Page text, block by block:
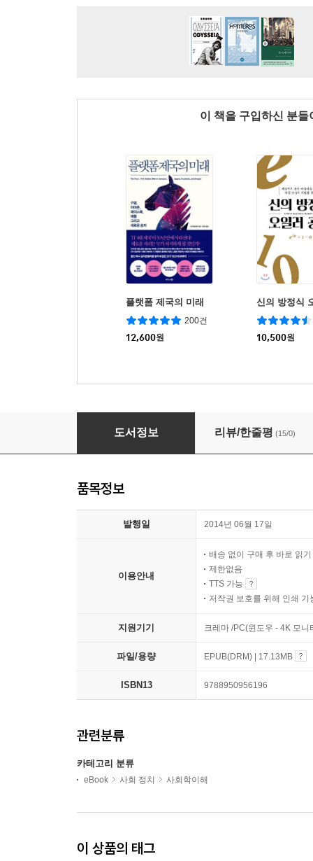
이 책을 구입하신 분
플랫폼 제국의 미래
200건
12,600원
신의 방정식
10,500원
똑똑한 사람들의 멍청한 짓 : 최악의 의사결정
도서정보 리뷰/한줄평 (15/0)
품목정보
발행일 2014년 06월 17일
이용안내
배송 없이 구매 후 바로 읽기
제한없음
TTS 가능
저작권 보호를 위해 인쇄 기
지원기기 크레마 /PC(윈도우 - 4K 모
파일/용량 EPUB(DRM) | 17.13MB
ISBN13 9788950956196
관련분류
카테고리 분류
eBook 사회 정치 사회학이해
이 상품의 태그